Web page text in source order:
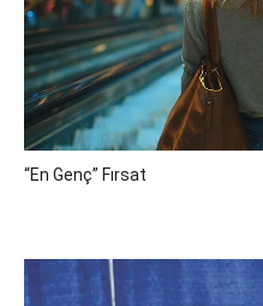
“En Genç” Fırsat